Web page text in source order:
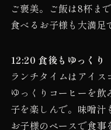
ご褒美。ご飯は8杯ま
食べるお子様も大満足
12:20 食後もゆっくり
ランチタイムはアイ
ゆっくりコーヒーを
子を楽しんで。味噌汁
お子様のペースで食事